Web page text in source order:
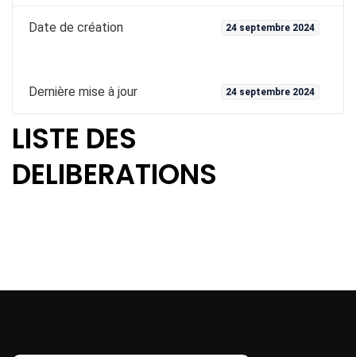
Date de création 24 septembre 2024
Dernière mise à jour 24 septembre 2024
LISTE DES
DELIBERATIONS